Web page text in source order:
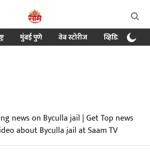
मुंबई पुणे वेब स्टोरीज व्हिडिओ
news on Byculla jail | Get Top news
about Byculla jail at Saam TV